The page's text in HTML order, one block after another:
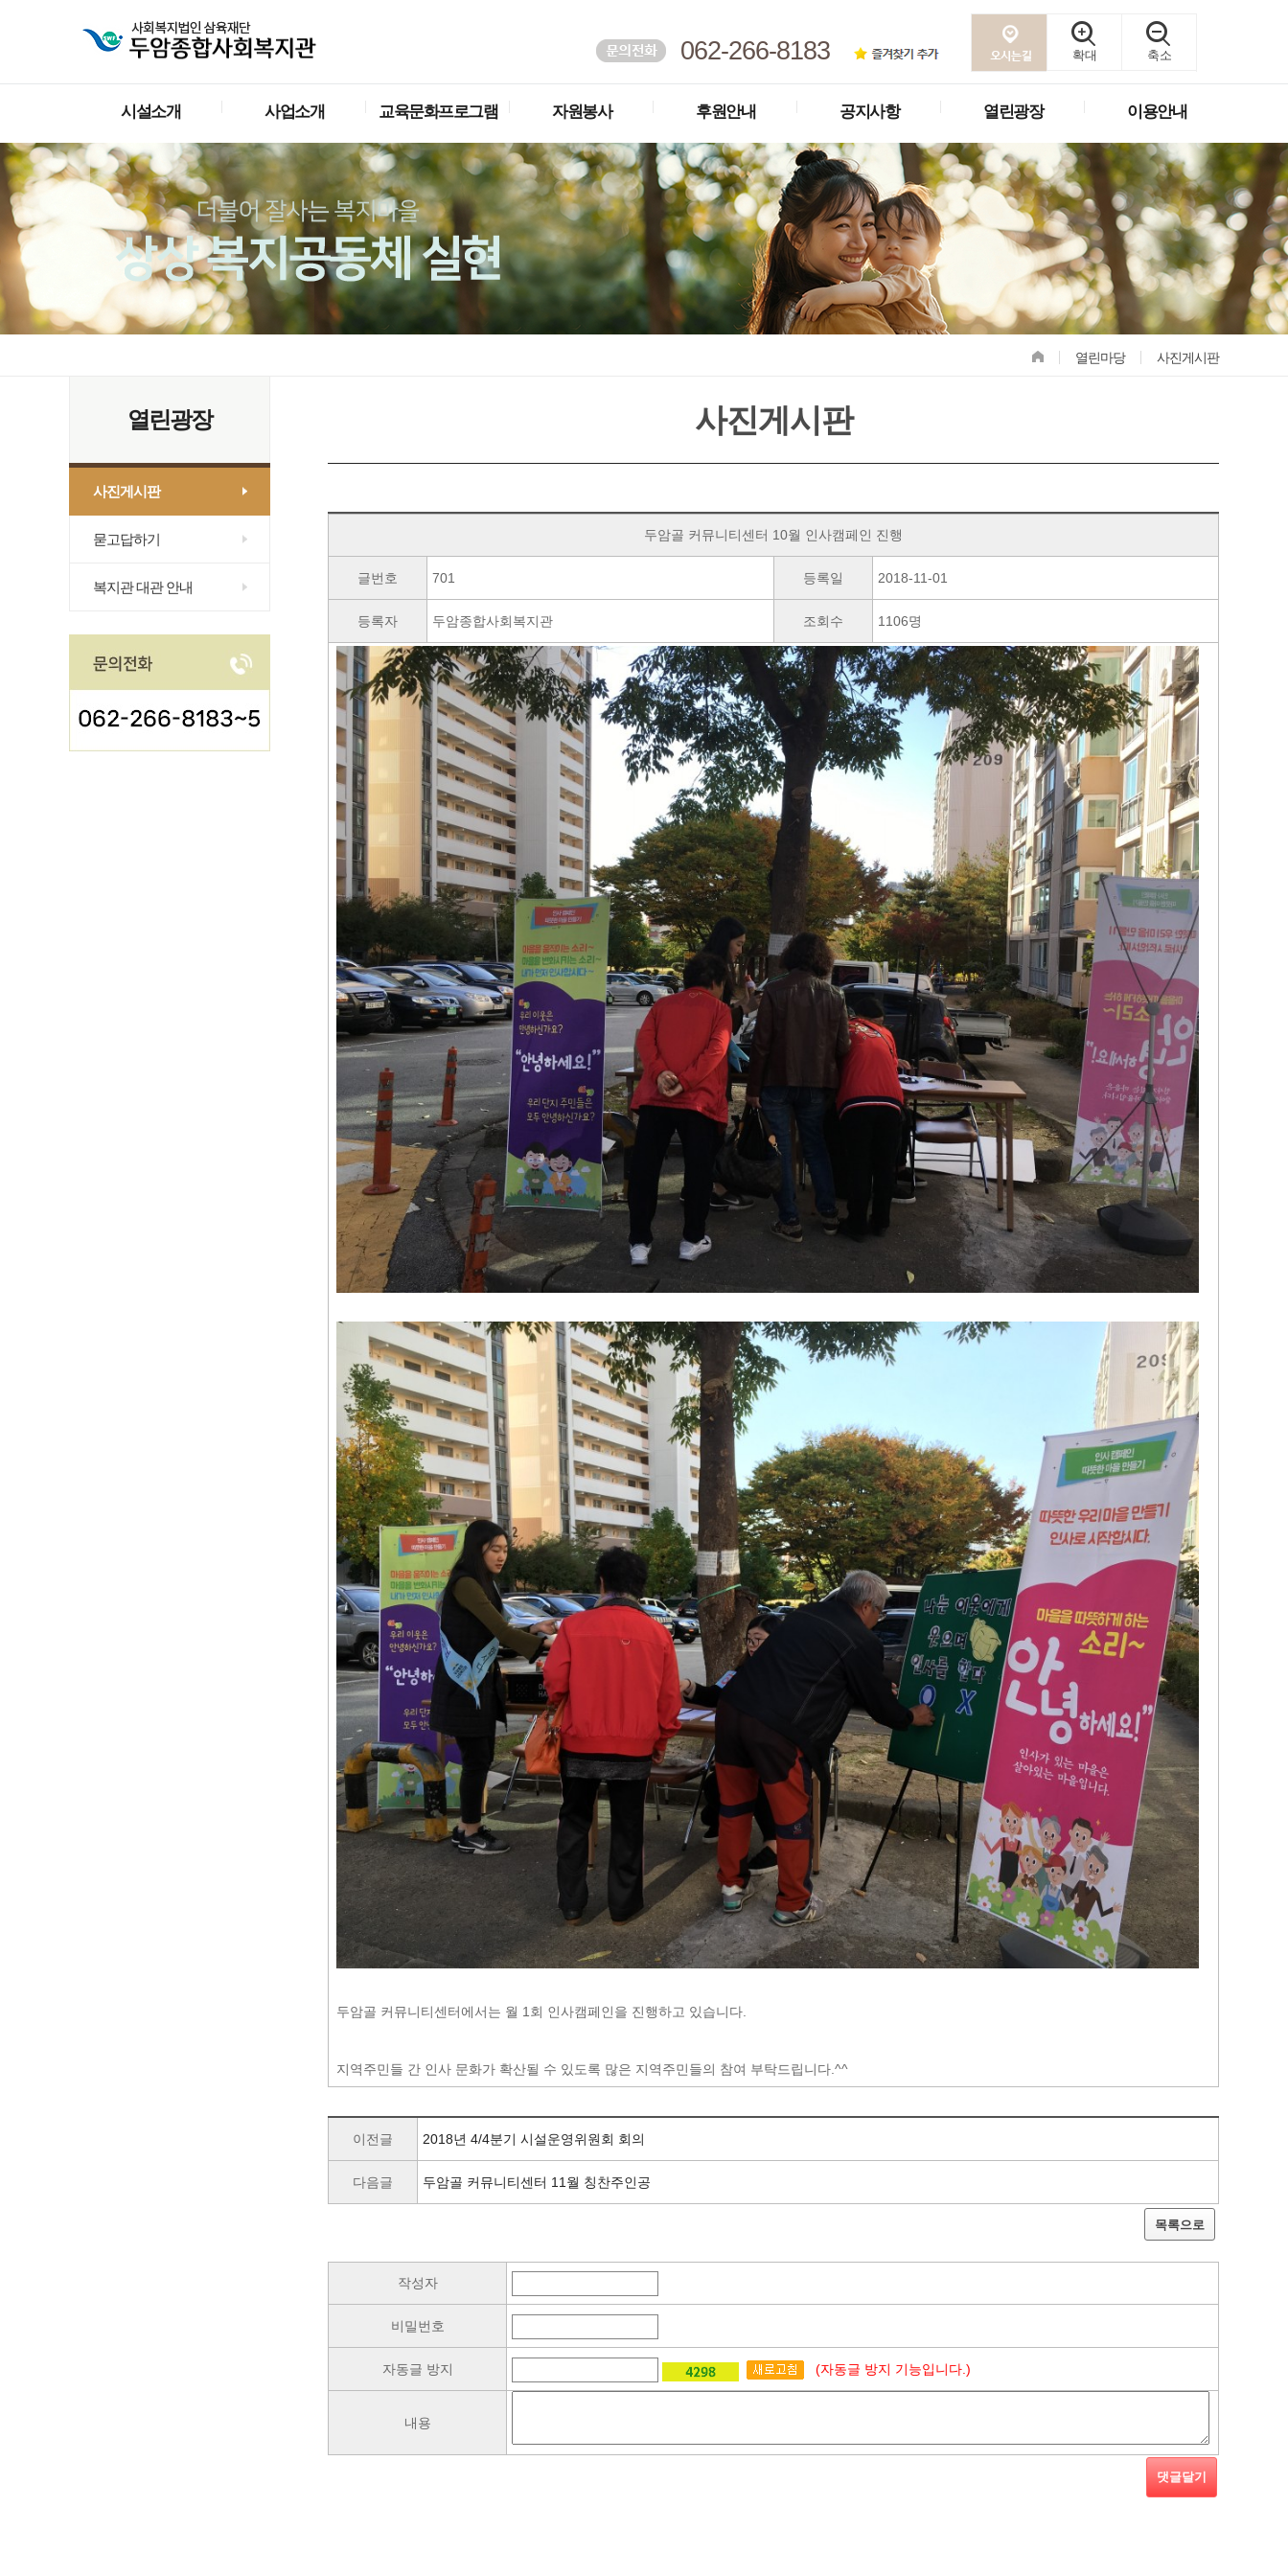
062-266-8183 확대 축소
시설소개 사업소개 교육문화프로그램 자원봉사 후원안내 공지사항 열린광장 이용안내
열린마당 사진게시판
열린광장
사진게시판
묻고답하기
복지관 대관 안내
사진게시판
두암골 커뮤니티센터 10월 인사캠페인 진행
글번호 701 등록일 2018-11-01
등록자 두암종합사회복지관 조회수 1106명
두암골 커뮤니티센터에서는 월 1회 인사캠페인을 진행하고 있습니다.
지역주민들 간 인사 문화가 확산될 수 있도록 많은 지역주민들의 참여 부탁드립니다.^^
이전글 2018년 4/4분기 시설운영위원회 회의
다음글 두암골 커뮤니티센터 11월 칭찬주인공
목록으로
작성자
비밀번호
자동글 방지 (자동글 방지 기능입니다.)
내용
댓글달기